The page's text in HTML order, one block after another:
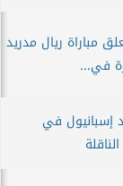
مباراة ريال مدريد
في...
إسبانيول في